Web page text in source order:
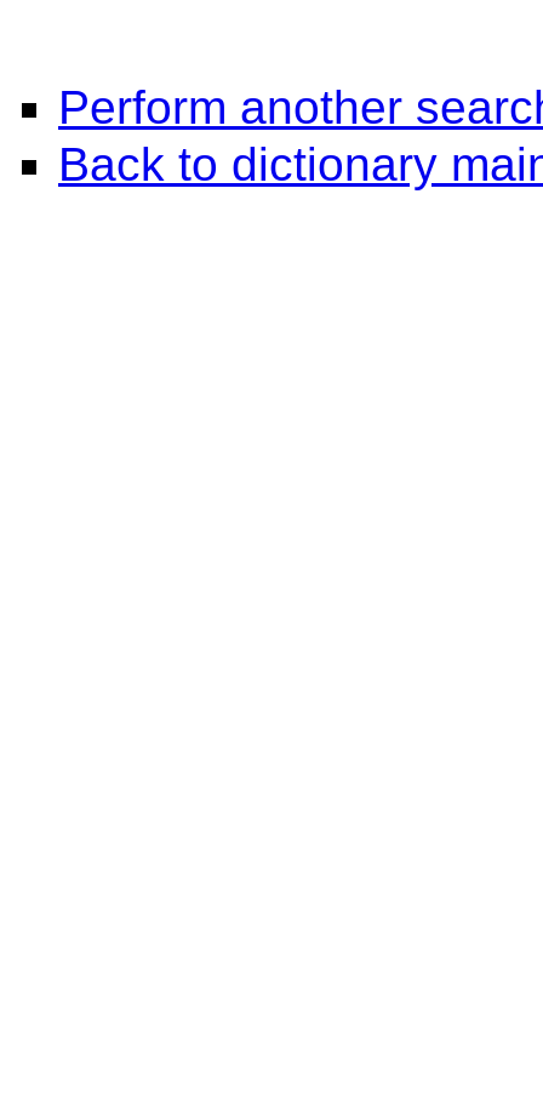
Perform another
Back to dictionary